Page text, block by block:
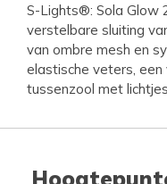
S-Lights®: Sola Glow
verstelbare sluiting
van ombre mesh en
elastische veters,
tussenzool met lichtjes.